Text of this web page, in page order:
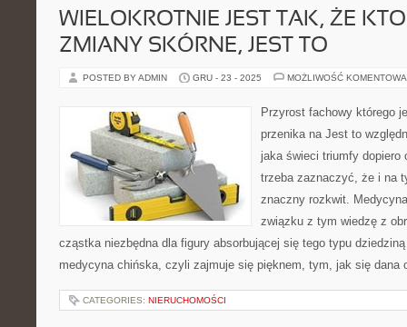
WIELOKROTNIE JEST TAK, ŻE
ZMIANY SKÓRNE, JEST TO
POSTED BY ADMIN GRU - 23 - 2025 MOŻLIWOŚĆ
Przyrost fachowy którego
przenika na Jest to
jaka świeci triumfy
trzeba zaznaczyć, że i na
znaczny rozkwit.
związku z tym wiedzę z
cząstka niezbędna dla figury absorbującej się tego typu
medycyna chińska, czyli zajmuje się pięknem, tym, jak się
CATEGORIES: NIERUCHOMOŚCI